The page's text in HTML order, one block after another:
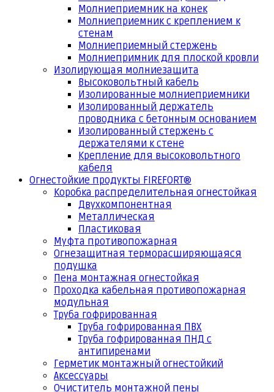
Молниеприемник на конек
Молниеприемник с креплением к
стенам
Молниеприемный стержень
Молниепримник для плоской кровли
Изолирующая молниезащита
Высоковольтный кабель
Изолированные молниеприемники
Изолированный держатель
проводника с бетонным основанием
Изолированный стержень с
держателями к стене
Крепление для высоковольтного
кабеля
Огнестойкие продукты FIREFORT®
Коробка распределительная огнестойкая
Двухкомпонентная
Металлическая
Пластиковая
Муфта противопожарная
Огнезащитная терморасширяющаяся
подушка
Пена монтажная огнестойкая
Проходка кабельная противопожарная
модульная
Труба гофрированная
Труба гофрированная ПВХ
Труба гофрированная ПНД с
антипиренами
Герметик монтажный огнестойкий
Аксессуары
Очиститель монтажной пены